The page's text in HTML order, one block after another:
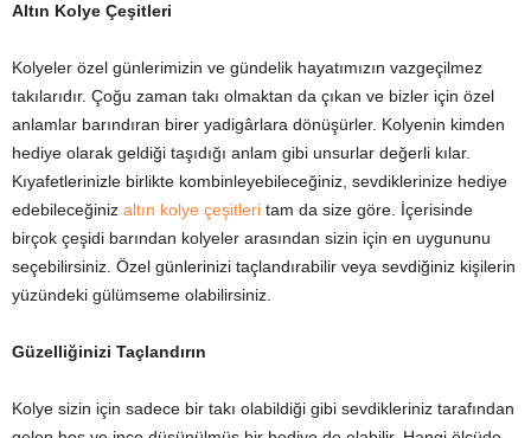
Altın Kolye Çeşitleri
Kolyeler özel günlerimizin ve gündelik hayatımızın vazgeçilmez
takılarıdır. Çoğu zaman takı olmaktan da çıkan ve bizler için özel
anlamlar barındıran birer yadigârlara dönüşürler. Kolyenin kimden
hediye olarak geldiği taşıdığı anlam gibi unsurlar değerli kılar.
Kıyafetlerinizle birlikte kombinleyebileceğiniz, sevdiklerinize hediye
edebileceğiniz altın kolye çeşitleri tam da size göre. İçerisinde
birçok çeşidi barından kolyeler arasından sizin için en uygununu
seçebilirsiniz. Özel günlerinizi taçlandırabilir veya sevdiğiniz kişilerin
yüzündeki gülümseme olabilirsiniz.
Güzelliğinizi Taçlandırın
Kolye sizin için sadece bir takı olabildiği gibi sevdikleriniz tarafından